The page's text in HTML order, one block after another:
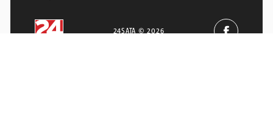
24SATA © 2026